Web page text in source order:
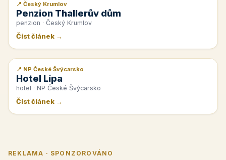
📰 PR článek
📍 Český Krumlov
Penzion Thallerův dům
penzion · Český Krumlov
Číst článek →
📰 PR článek
📍 NP České Švýcarsko
Hotel Lípa
hotel · NP České Švýcarsko
Číst článek →
REKLAMA · SPONZOROVÁNO